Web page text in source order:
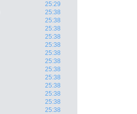
25:29
25:38
25:38
25:38
25:38
25:38
25:38
25:38
25:38
25:38
25:38
25:38
25:38
25:38